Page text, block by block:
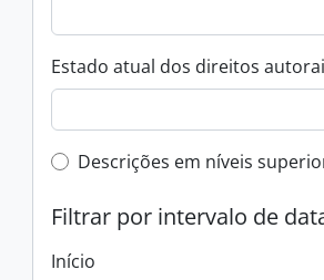
Estado atual dos direitos
Filtro de descrição
Descrições em níveis
Filtrar por intervalo de
Início